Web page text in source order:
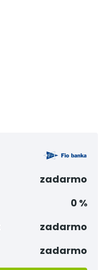
zadarmo
0 %
zadarmo
zadarmo